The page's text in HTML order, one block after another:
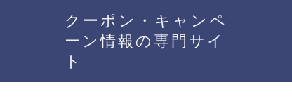
クーポン・キャンペ
ーン情報の専門サイ
ト